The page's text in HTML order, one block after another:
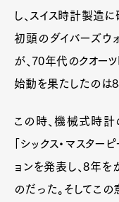
し、スイス時計製造
初頭のダイバーズウ
が、70年代のクオー
始動を果たしたのは
この時、機械式時計
「シックス・マスタ
ョンを発表し、8年
のだった。そしてこ